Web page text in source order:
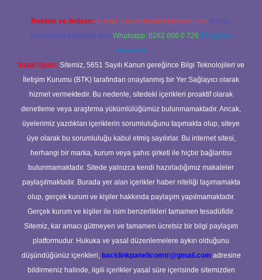
Reklam ve İletişim: E-mail: backlinkpaneli@gmail.com Teams:
forumhizmeti@gmail.com Whatsapp: 0262 606 0 726 Telegram:
@karabul
Yasal Uyarı: Sitemiz, 5651 Sayılı Kanun gereğince Bilgi Teknolojileri ve
İletişim Kurumu (BTK) tarafından onaylanmış bir Yer Sağlayıcı olarak
hizmet vermektedir. Bu nedenle, sitedeki içerikleri proaktif olarak
denetleme veya araştırma yükümlülüğümüz bulunmamaktadır. Ancak,
üyelerimiz yazdıkları içeriklerin sorumluluğunu taşımakta olup, siteye
üye olarak bu sorumluluğu kabul etmiş sayılırlar. Bu internet sitesi,
herhangi bir marka, kurum veya şahıs şirketi ile hiçbir bağlantısı
bulunmamaktadır. Sitede yalnızca kendi hazırladığımız makaleler
paylaşılmaktadır. Burada yer alan içerikler haber niteliği taşımamakta
olup, gerçek kurum ve kişiler hakkında paylaşım yapılmamaktadır.
Gerçek kurum ve kişiler ile isim benzerlikleri tamamen tesadüfidir.
Sitemiz, kar amacı gütmeyen ve tamamen ücretsiz bir bilgi paylaşım
platformudur. Hukuka ve yasal düzenlemelere aykırı olduğunu
düşündüğünüz içerikleri, backlinkpanelicomtr@gmail.com adresine
bildirmeniz halinde, ilgili içerikler yasal süre içerisinde sitemizden